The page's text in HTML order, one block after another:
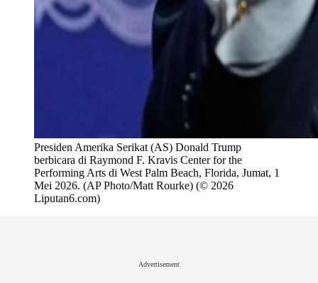
Presiden Amerika Serikat (AS) Donald Trump
berbicara di Raymond F. Kravis Center for the
Performing Arts di West Palm Beach, Florida, Jumat, 1
Mei 2026. (AP Photo/Matt Rourke) (© 2026
Liputan6.com)
Advertisement